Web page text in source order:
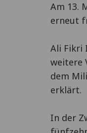
Am 13.
erneut
Ali Fikri
weitere
dem
erklärt.
In der